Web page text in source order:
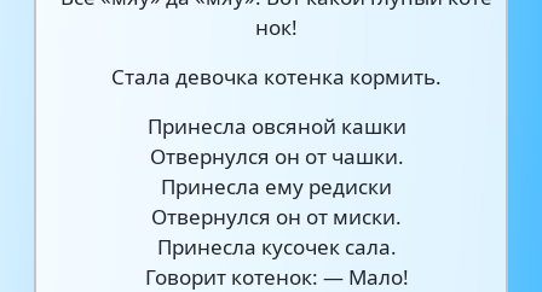
нок!
Стала девочка котенка кормить.
Принесла овсяной кашки
Отвернулся он от чашки.
Принесла ему редиски
Отвернулся он от миски.
Принесла кусочек сала.
Говорит котенок: — Мало!